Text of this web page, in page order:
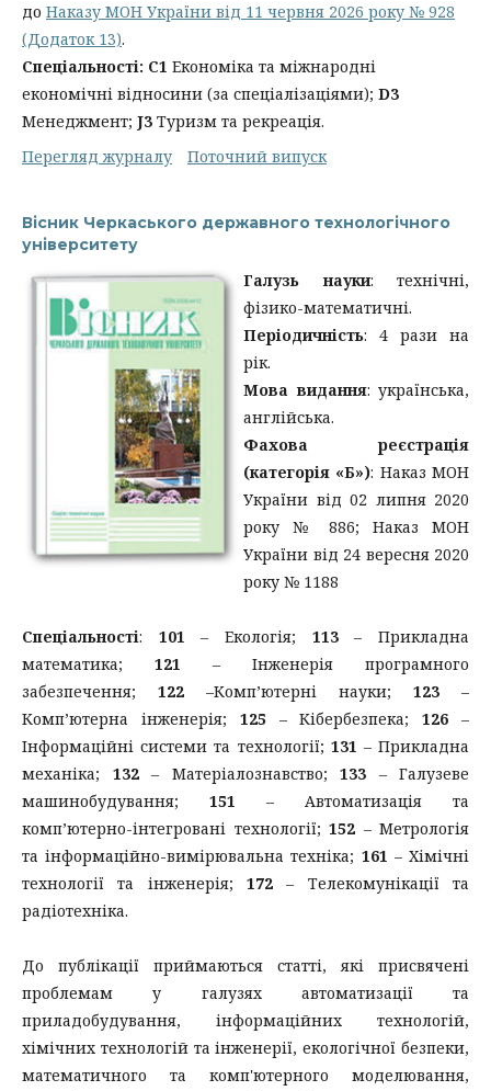
до Наказу МОН України від 11 червня 2026 року № 928
(Додаток 13).
Спеціальності: С1 Економіка та міжнародні
економічні відносини (за спеціалізаціями); D3
Менеджмент; J3 Туризм та рекреація.
Перегляд журналу
Поточний випуск
Вісник Черкаського державного технологічного
університету
Галузь науки: технічні,
фізико-математичні.
Періодичність: 4 рази на
рік.
Мова видання: українська,
англійська.
Фахова реєстрація
(категорія «Б»): Наказ МОН
України від 02 липня 2020
року № 886; Наказ МОН
України від 24 вересня 2020
року № 1188
Спеціальності: 101 – Екологія; 113– Прикладна
математика; 121 – Інженерія програмного
забезпечення; 122 –Комп’ютерні науки; 123 –
Комп’ютерна інженерія; 125– Кібербезпека;126 –
Інформаційні системи та технології; 131 – Прикладна
механіка; 132– Матеріалознавство; 133 – Галузеве
машинобудування; 151 – Автоматизація та
комп’ютерно-інтегровані технології; 152 – Метрологія
та інформаційно-вимірювальна техніка; 161 – Хімічні
технології та інженерія; 172 – Телекомунікації та
радіотехніка.
До публікації приймаються статті, які присвячені
проблемам у галузях автоматизації та
приладобудування, інформаційних технологій,
хімічних технологій та інженерії, екологічної безпеки,
математичного та комп'ютерного моделювання,